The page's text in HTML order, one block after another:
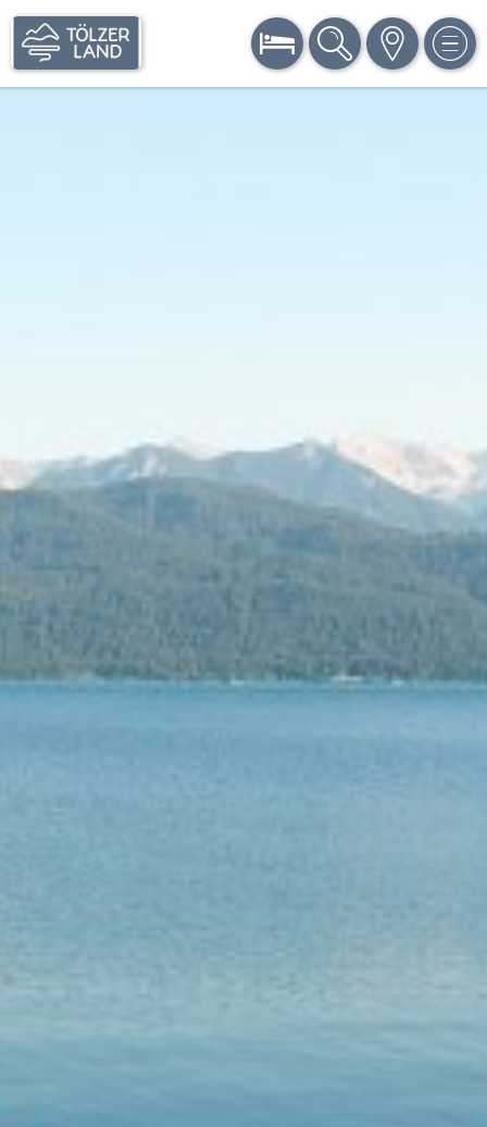
BUCHEN SUCHE KARTE MENÜ